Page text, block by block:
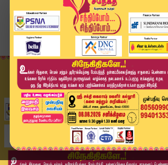
Home
வீடியோ ஸ்டோரி
தீர்ப்பு தேதி குறிப்பிடாமல்